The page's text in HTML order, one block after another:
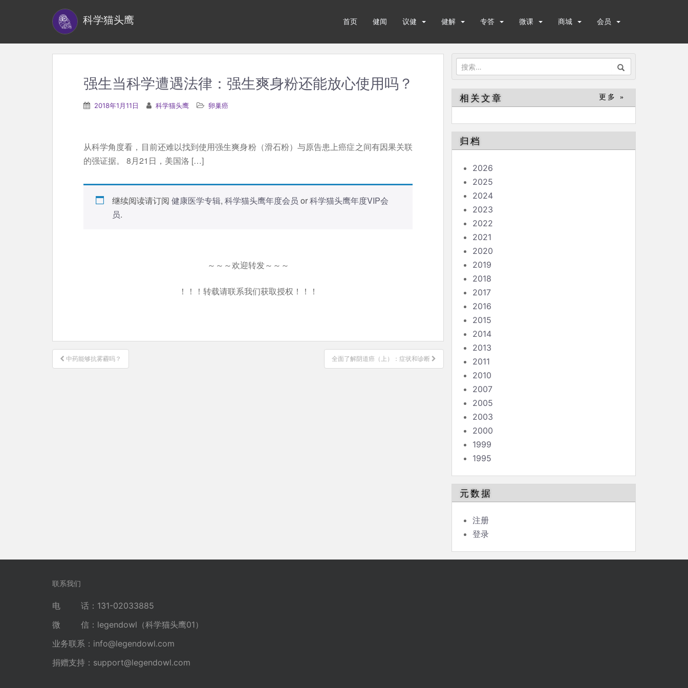
科学猫头鹰 首页 健闻 议健 健解 专答 微课 商城 会员
搜
索：
强生当科学遭遇法律：强生爽身粉还能放心使用吗？
2018年1月11日 科学猫头鹰 卵巢癌
从科学角度看，目前还难以找到使用强生爽身粉（滑石粉）与原告患上癌症之间有因果关联
的强证据。 8月21日，美国洛 […]
继续阅读请订阅 健康医学专辑, 科学猫头鹰年度会员 or科学猫头鹰年度VIP会
员.
～～～欢迎转发～～～
！！！转载请联系我们获取授权！！！
文
章
中药能够抗雾霾吗？ 全面了解阴道癌（上）：症状和诊断
相关文章 更多 »
归档
2026
2025
2024
2023
2022
2021
2020
2019
2018
2017
2016
2015
2014
2013
2011
2010
2007
2005
2003
2000
1999
1995
元数据
注册
登录
联系我们
电 话：131-02033885
微 信：legendowl（科学猫头鹰01）
业务联系： info@legendowl.com
捐赠支持： support@legendowl.com